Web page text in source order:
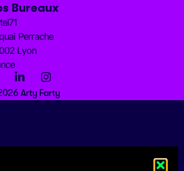
Bureaux
Perrache
Lyon
Arty Farty